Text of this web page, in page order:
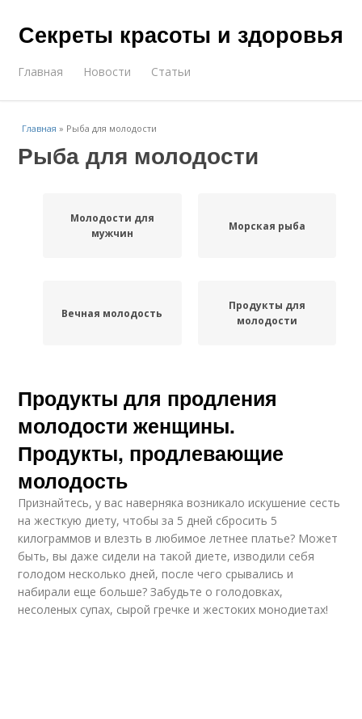
Секреты красоты и здоровья
Главная Новости Статьи
Главная » Рыба для молодости
Рыба для молодости
Молодости для
мужчин
Морская рыба
Вечная молодость
Продукты для
молодости
Продукты для продления
молодости женщины.
Продукты, продлевающие
молодость
Признайтесь, у вас наверняка возникало искушение сесть
на жесткую диету, чтобы за 5 дней сбросить 5
килограммов и влезть в любимое летнее платье? Может
быть, вы даже сидели на такой диете, изводили себя
голодом несколько дней, после чего срывались и
набирали еще больше? Забудьте о голодовках,
несоленых супах, сырой гречке и жестоких монодиетах!